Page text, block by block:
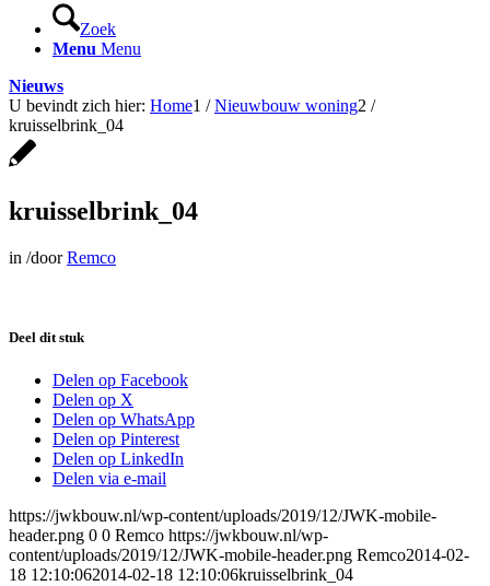
Zoek
Menu Menu
Nieuws
U bevindt zich hier: Home1 / Nieuwbouw woning2 /
kruisselbrink_04
kruisselbrink_04
in /doorRemco
Deel dit stuk
Delen op Facebook
Delen op X
Delen op WhatsApp
Delen op Pinterest
Delen op LinkedIn
Delen via e-mail
https://jwkbouw.nl/wp-content/uploads/2019/12/JWK-mobile-
header.png 0 0 Remco https://jwkbouw.nl/wp-
content/uploads/2019/12/JWK-mobile-header.png Remco2014-02-
18 12:10:062014-02-18 12:10:06kruisselbrink_04